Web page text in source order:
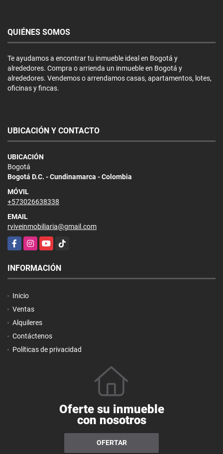
QUIÉNES SOMOS
Te ayudamos a encontrar tu inmueble ideal en Bogotá y
alrededores. Compra o arrienda un inmueble en Bogotá y
alrededores. Vendemos o arrendamos casas, apartamentos, lotes,
oficinas y fincas.
UBICACIÓN Y CONTACTO
UBICACIÓN
Bogotá
Bogotá D.C. - Cundinamarca - Colombia
MÓVIL
+573026638338
EMAIL
rviveinmobiliaria@gmail.com
FacebookInstagramYouTubeTikTok
INFORMACIÓN
Inicio
Ventas
Alquileres
Contáctenos
Políticas de privacidad
Oferte su inmueble
con nosotros
OFERTAR